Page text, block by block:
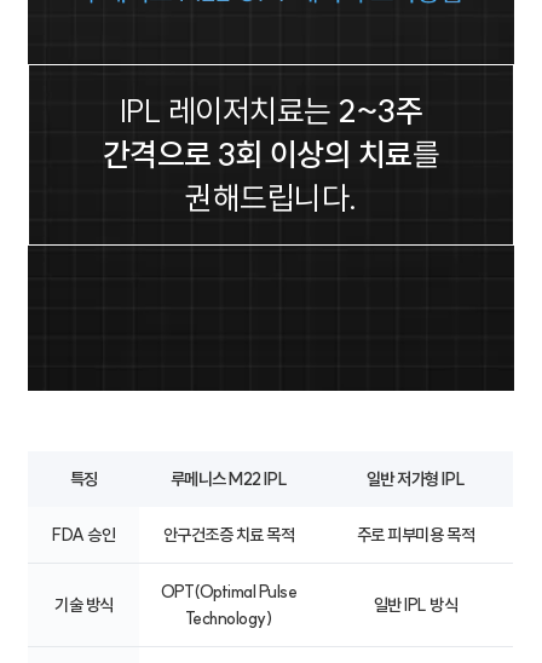
IPL 레이저치료는 2~3주
간격으로 3회 이상의 치료를
권해드립니다.
특징 루메니스 M22 IPL 일반 저가형 IPL
FDA 승인 안구건조증 치료 목적 주로 피부미용 목적
기술 방식
OPT(Optimal Pulse
Technology)
일반 IPL 방식